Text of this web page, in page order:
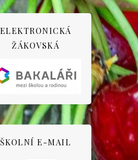
ELEKTRONICKÁ
ŽÁKOVSKÁ
ŠKOLNÍ E-MAIL